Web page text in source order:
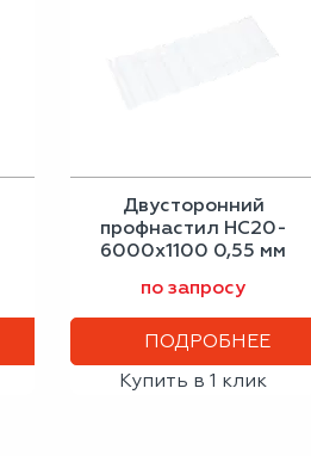
Двусторонний
профнастил НС20-
6000х1100 0,55 мм
по запросу
ПОДРОБНЕЕ
Купить в 1 клик